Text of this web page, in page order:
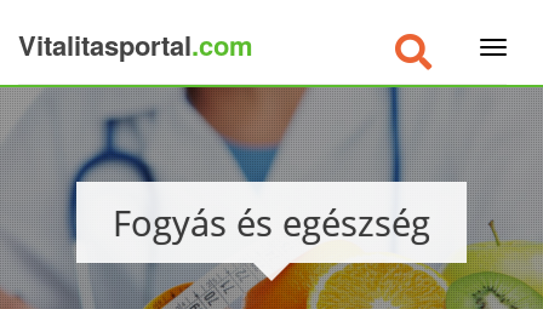
Vitalitasportal.com
Fogyás és egészség
×